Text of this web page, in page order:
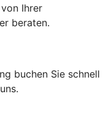
Ihrer
beraten.
buchen Sie schnell